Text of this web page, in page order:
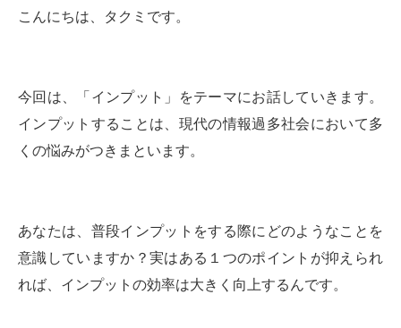
こんにちは、タクミです。
今回は、「インプット」をテーマにお話していきます。
インプットすることは、現代の情報過多社会において多
くの悩みがつきまといます。
あなたは、普段インプットをする際にどのようなことを
意識していますか？実はある１つのポイントが抑えられ
れば、インプットの効率は大きく向上するんです。